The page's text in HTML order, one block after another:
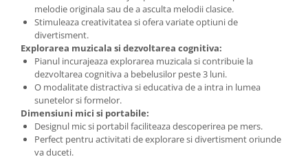
melodie originala sau de a asculta melodii clasice.
Stimuleaza creativitatea si ofera variate optiuni de
divertisment.
Explorarea muzicala si dezvoltarea cognitiva:
Pianul incurajeaza explorarea muzicala si contribuie la
dezvoltarea cognitiva a bebelusilor peste 3 luni.
O modalitate distractiva si educativa de a intra in lumea
sunetelor si formelor.
Dimensiuni mici si portabile:
Designul mic si portabil faciliteaza descoperirea pe mers.
Perfect pentru activitati de explorare si divertisment oriunde
va duceti.